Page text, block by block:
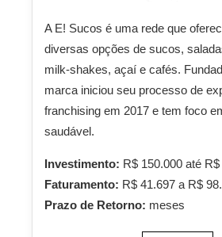
A E! Sucos é uma rede que
diversas opções de sucos,
milk-shakes, açaí e cafés.
marca iniciou seu processo de
franchising em 2017 e tem foco
saudável.
Investimento: R$ 150.000 até
Faturamento: R$ 41.697 a R$
Prazo de Retorno: meses